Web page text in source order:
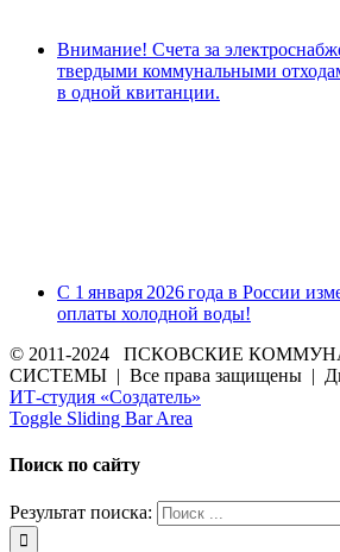
Внимание! Счета за
твердыми коммунальными
в одной квитанции.
С 1 января 2026 года в России
оплаты холодной воды!
© 2011-2024 ПСКОВСКИЕ
СИСТЕМЫ | Все права защищены |
ИТ-студия «Создатель»
Toggle Sliding Bar Area
Поиск по сайту
Результат поиска: